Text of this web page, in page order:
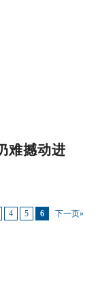
难撼动进
4 5 6 下一页»